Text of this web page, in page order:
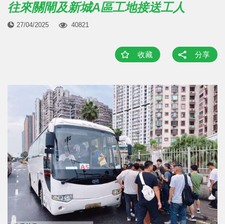
往來關閘及新城A區工地接送工人
27/04/2025 40821
收藏 分享